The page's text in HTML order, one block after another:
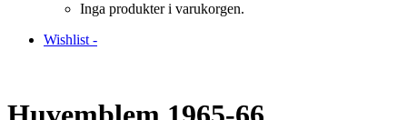
Inga produkter i varukorgen.
Wishlist -